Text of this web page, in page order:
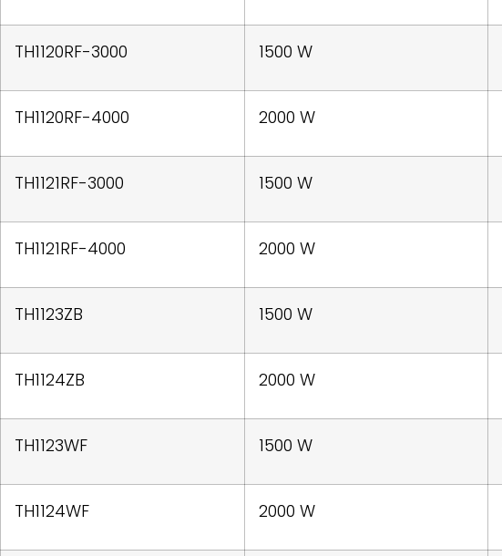
TH1120RF-3000 1500 W
TH1120RF-4000 2000 W
TH1121RF-3000 1500 W
TH1121RF-4000 2000 W
TH1123ZB 1500 W
TH1124ZB 2000 W
TH1123WF 1500 W
TH1124WF 2000 W